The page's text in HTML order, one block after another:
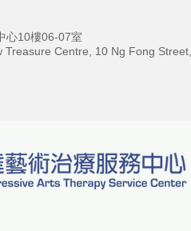
心10樓06-07室
Treasure Centre, 10 Ng Fong